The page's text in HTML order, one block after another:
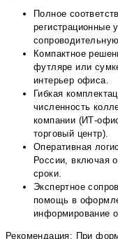
Полное
регистрационные
Компактное
футляре или
интерьер офиса.
Гибкая
численность
компании (ИТ-
торговый центр).
Оперативная
России, включая
сроки.
Экспертное
помощь в
информирование
Рекомендация: При